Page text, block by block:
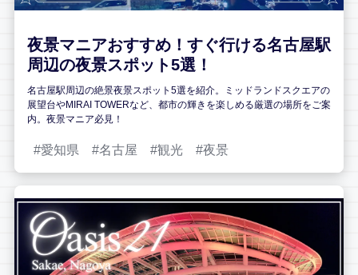
夜景マニアおすすめ！すぐ行ける名古屋駅
周辺の夜景スポット5選！
名古屋駅周辺の絶景夜景スポット5選を紹介。ミッドランドスクエアの
展望台やMIRAI TOWERなど、都市の輝きを楽しめる厳選の場所をご案
内。夜景マニア必見！
愛知県 名古屋 観光 夜景